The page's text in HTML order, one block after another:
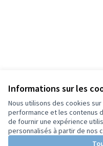
Informations sur les
Nous utilisons des cookies
performance et les contenus
de fournir une expérience
personnalisés à partir de nos